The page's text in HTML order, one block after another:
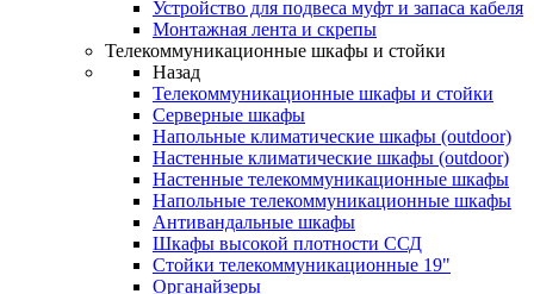
Устройство для подвеса муфт и запаса кабеля
Монтажная лента и скрепы
Телекоммуникационные шкафы и стойки
Назад
Телекоммуникационные шкафы и стойки
Серверные шкафы
Напольные климатические шкафы (outdoor)
Настенные климатические шкафы (outdoor)
Настенные телекоммуникационные шкафы
Напольные телекоммуникационные шкафы
Антивандальные шкафы
Шкафы высокой плотности ССД
Стойки телекоммуникационные 19"
Органайзеры